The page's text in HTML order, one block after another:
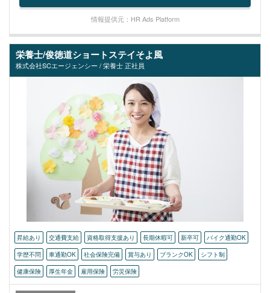
情報提供元：HR Ads Platform
栄養士/俊徳道ショートステイそよ風
株式会社SCエージェンシー / 栄養士 正社員
昇給あり 交通費支給 資格取得支援あり 長期休暇可 新卒可
バイク通勤OK
学歴不問
車通勤OK 社会保険完備 賞与あり ブランクOK
シフト制
健康保険
厚生年金 雇用保険 労災保険